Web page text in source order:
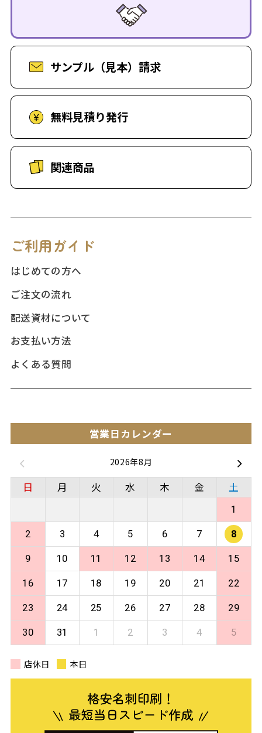
サンプル（見本）請求
無料見積り発行
関連商品
ご利用ガイド
はじめての方へ
ご注文の流れ
配送資材について
お支払い方法
よくある質問
営業日カレンダー
2026年8月
日 月 火 水 木 金 土
1
2 3 4 5 6 7 8
9 10 11 12 13 14 15
16 17 18 19 20 21 22
23 24 25 26 27 28 29
30 31 1 2 3 4 5
店休日 本日